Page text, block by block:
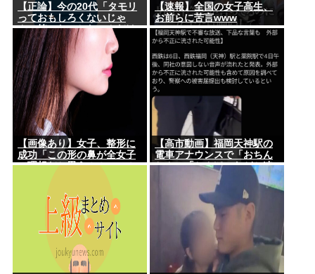
【正論】今の20代「タモリ
っておもしろくないじゃ
ん。笑ったことないんだけ
ど、なにがすごいの？」
【速報】全国の女子高生、
お前らに苦言www
【画像あり】女子、整形に
成功「この形の鼻が全女子
の理想だと思う！！」⇒！
【高市動画】福岡天神駅の
電車アナウンスで「おちん
ちん」「ちんぽ」などと連
呼する不審な音声が大音量
で流れる 犯人は不明